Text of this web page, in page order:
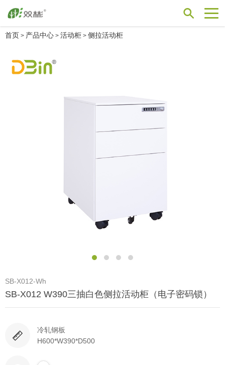
首页 > 产品中心 > 活动柜 > 侧拉活动柜
SB-X012-Wh
SB-X012 W390三抽白色侧拉活动柜（电子密码锁）
冷轧钢板
H600*W390*D500